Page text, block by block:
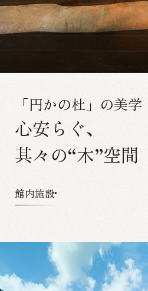
「円かの杜」の美学
心安らぐ、
其々の“木”空間
館内施設